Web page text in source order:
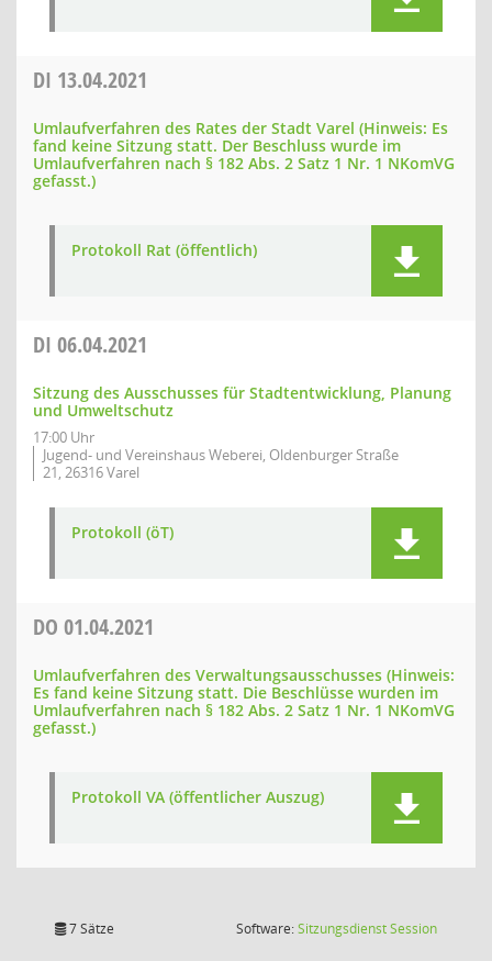
DI 13.04.2021
Umlaufverfahren des Rates der Stadt Varel (Hinweis: Es
fand keine Sitzung statt. Der Beschluss wurde im
Umlaufverfahren nach § 182 Abs. 2 Satz 1 Nr. 1 NKomVG
gefasst.)
Protokoll Rat (öffentlich)
DI 06.04.2021
Sitzung des Ausschusses für Stadtentwicklung, Planung
und Umweltschutz
17:00 Uhr
Jugend- und Vereinshaus Weberei, Oldenburger Straße
21, 26316 Varel
Protokoll (öT)
DO 01.04.2021
Umlaufverfahren des Verwaltungsausschusses (Hinweis:
Es fand keine Sitzung statt. Die Beschlüsse wurden im
Umlaufverfahren nach § 182 Abs. 2 Satz 1 Nr. 1 NKomVG
gefasst.)
Protokoll VA (öffentlicher Auszug)
7 Sätze Software:SitzungsdienstSession(Wird in